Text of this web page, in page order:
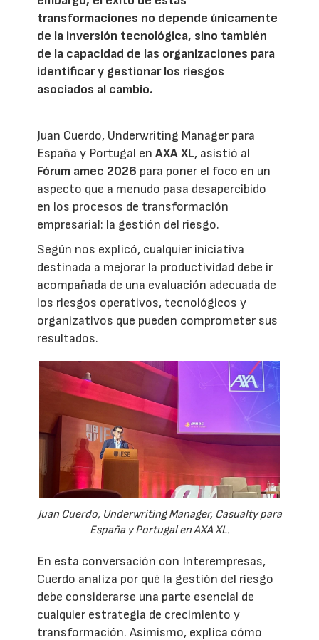
transformaciones no depende únicamente
de la inversión tecnológica, sino también
de la capacidad de las organizaciones para
identificar y gestionar los riesgos
asociados al cambio.
Juan Cuerdo, Underwriting Manager para
España y Portugal enAXA XL, asistió al
Fórum amec 2026 para poner el foco en un
aspecto que a menudo pasa desapercibido
en los procesos de transformación
empresarial: la gestión del riesgo.
Según nos explicó, cualquier iniciativa
destinada a mejorar la productividad debe ir
acompañada de una evaluación adecuada de
los riesgos operativos, tecnológicos y
organizativos que pueden comprometer sus
resultados.
Juan Cuerdo, Underwriting Manager, Casualty para
España y Portugal en AXA XL.
En esta conversación con Interempresas,
Cuerdo analiza por qué la gestión del riesgo
debe considerarse una parte esencial de
cualquier estrategia de crecimiento y
transformación. Asimismo, explica cómo